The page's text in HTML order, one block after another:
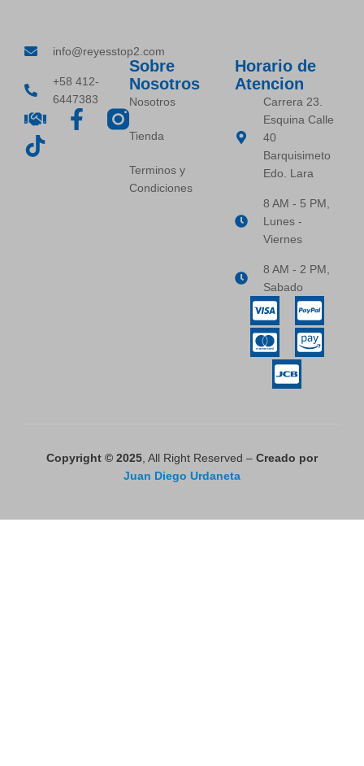
info@reyesstop2.com
+58 412-
6447383
Sobre
Nosotros
Nosotros
Tienda
Terminos y
Condiciones
Horario de
Atencion
Carrera 23.
Esquina Calle
40
Barquisimeto
Edo. Lara
8 AM - 5 PM,
Lunes -
Viernes
8 AM - 2 PM,
Sabado
Copyright © 2025, All Right Reserved – Creado por
Juan Diego Urdaneta